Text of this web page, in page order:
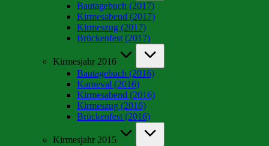
Bautagebuch (2017)
Kirmesabend (2017)
Kirmeszug (2017)
Brückenfest (2017)
Kirmesjahr 2016
Bautagebuch (2016)
Karneval (2016)
Kirmesabend (2016)
Kirmeszug (2016)
Brückenfest (2016)
Kirmesjahr 2015